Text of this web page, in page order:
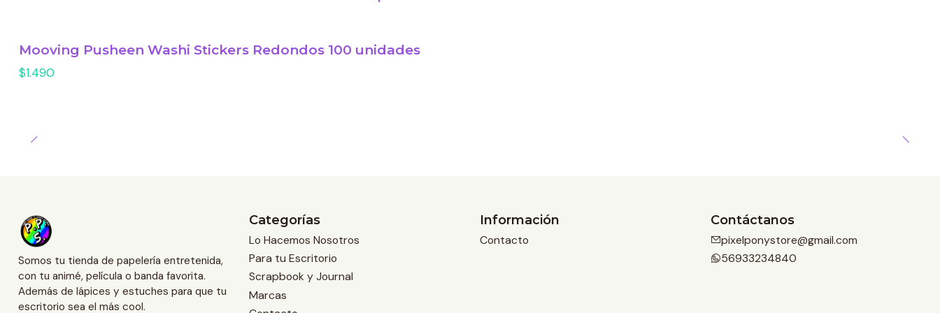
Mooving Pusheen Washi Stickers Redondos 100 unidades
$1.490
Somos tu tienda de papelería entretenida,
con tu animé, película o banda favorita.
Además de lápices y estuches para que tu
escritorio sea el más cool.
Categorías
Lo Hacemos Nosotros
Para tu Escritorio
Scrapbook y Journal
Marcas
Información
Contacto
Contáctanos
pixelponystore@gmail.com
56933234840